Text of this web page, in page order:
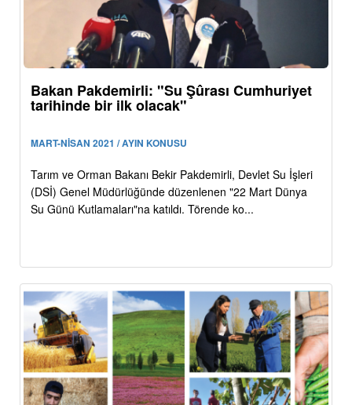
Bakan Pakdemirli: "Su Şûrası Cumhuriyet
tarihinde bir ilk olacak"
MART-NİSAN 2021 / AYIN KONUSU
Tarım ve Orman Bakanı Bekir Pakdemirli, Devlet Su İşleri
(DSİ) Genel Müdürlüğünde düzenlenen "22 Mart Dünya
Su Günü Kutlamaları"na katıldı. Törende ko...